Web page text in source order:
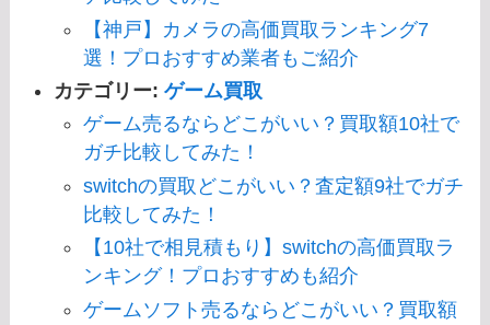
【神戸】カメラの高価買取ランキング7
選！プロおすすめ業者もご紹介
カテゴリー:ゲーム買取
ゲーム売るならどこがいい？買取額10社で
ガチ比較してみた！
switchの買取どこがいい？査定額9社でガチ
比較してみた！
【10社で相見積もり】switchの高価買取ラ
ンキング！プロおすすめも紹介
ゲームソフト売るならどこがいい？買取額